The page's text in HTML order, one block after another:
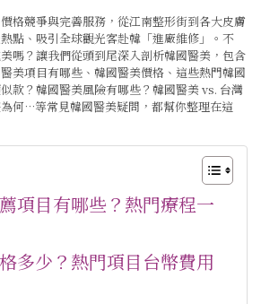
格競爭與完善服務，從江南整形街到各大皮膚
點、吸引全球觀光客赴韓「進廠維修」。不
嗎？讓我們從頭到尾深入剖析韓國醫美，包含
美項目有哪些、韓國醫美價格、這些熱門韓國
款？韓國醫美風險有哪些？韓國醫美 vs. 台灣
何…等常見韓國醫美疑問，都幫你整理在這
項目有哪些？熱門療程一
多少？熱門項目台幣費用